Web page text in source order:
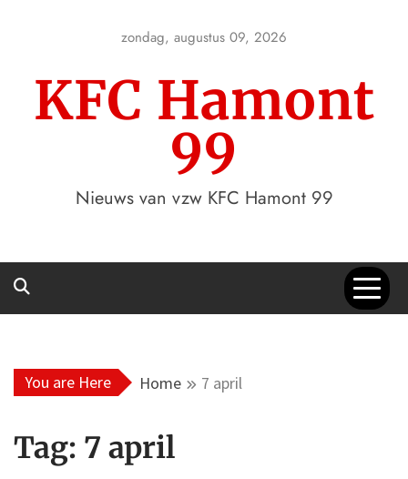
zondag, augustus 09, 2026
KFC Hamont
99
Nieuws van vzw KFC Hamont 99
You are Here Home 7 april
Tag: 7 april